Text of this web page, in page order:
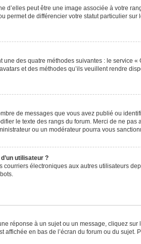
peut être une image associée à votre
de différencier votre statut particulier sur
des quatre méthodes suivantes : le service
et des méthodes qu’ils veuillent rendre
de messages que vous avez publié ou
le texte des rangs du forum. Merci de ne
ou un modérateur pourra vous
utilisateur ?
électroniques aux autres utilisateurs
réponse à un sujet ou un message, cliquez
en bas de l’écran du forum ou du